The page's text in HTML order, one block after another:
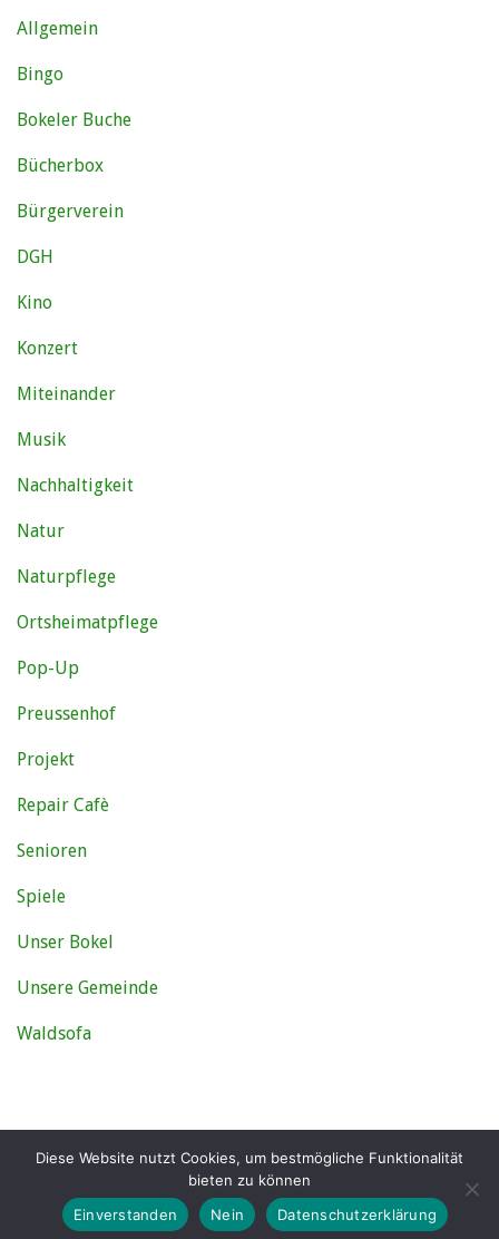
Allgemein
Bingo
Bokeler Buche
Bücherbox
Bürgerverein
DGH
Kino
Konzert
Miteinander
Musik
Nachhaltigkeit
Natur
Naturpflege
Ortsheimatpflege
Pop-Up
Preussenhof
Projekt
Repair Cafè
Senioren
Spiele
Unser Bokel
Unsere Gemeinde
Waldsofa
DATENSCHUTZ IMPRESSUM
Copyright © 2026 Blog des Bürgervereins Bokel
Diese Website nutzt Cookies, um bestmögliche Funktionalität
bieten zu können
Einverstanden
Nein Datenschutzerklärung